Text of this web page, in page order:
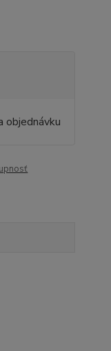
objednávku